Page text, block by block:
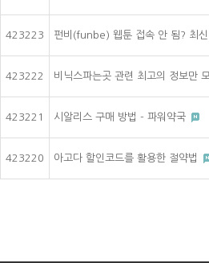
423223 펀비(funbe) 웹툰 접속 안 됨? 최
423222 비닉스파는곳 관련 최고의 정보만
423221 시알리스 구매 방법 - 파워약국
423220 아고다 할인코드를 활용한 절약법